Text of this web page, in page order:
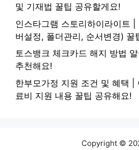
및 기재법 꿀팁 공유할게요!
인스타그램 스토리하이라이트
버설정, 폴더관리, 순서변경) 꿀
토스뱅크 체크카드 해지 방법
추천해요!
한부모가정 지원 조건 및 혜택 |
료비 지원 내용 꿀팁 공유해요!
Copyright ©